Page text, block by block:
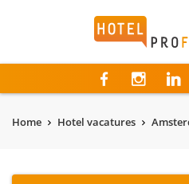
Home Hotel vacatures